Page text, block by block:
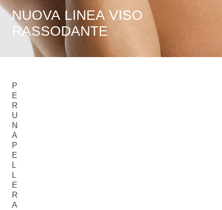
NUOVA LINEA VISO
RASSODANTE
P
E
R
U
N
A
P
E
L
L
E
R
A